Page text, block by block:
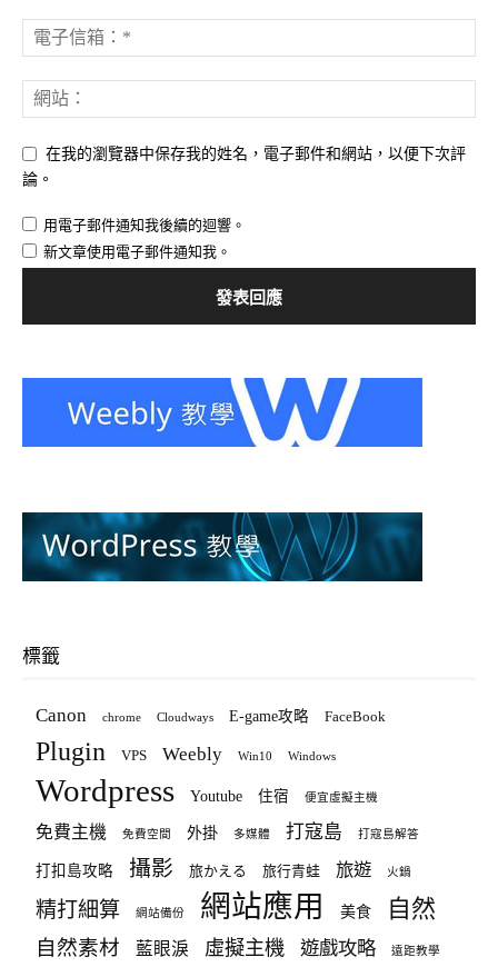
在我的瀏覽器中保存我的姓名，電子郵件和網站，以便下次評
論。
用電子郵件通知我後續的迴響。
新文章使用電子郵件通知我。
標籤
Canon chrome Cloudways E-game攻略 FaceBook
Plugin VPS Weebly Win10 Windows
Wordpress Youtube 住宿 便宜虛擬主機
免費主機 免費空間 外掛 多媒體 打寇島 打寇島解答
打扣島攻略 攝影 旅かえる 旅行青蛙 旅遊 火鍋
精打細算 網站備份 網站應用 美食 自然
自然素材 藍眼淚 虛擬主機 遊戲攻略 遠距教學